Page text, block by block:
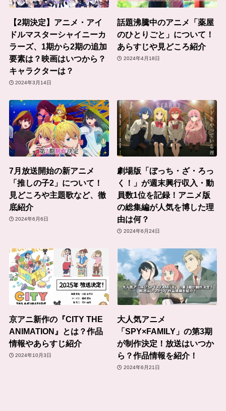
【2期決定】アニメ・アイ
ドルマスターシャイニーカ
ラーズ、1期から2期の追加
要素は？映画はいつから？
キャラクターは？
2024年3月14日
話題沸騰中のアニメ「薬屋
のひとりごと」について！
あらすじや見どころ紹介
2024年4月18日
7月放送開始の新アニメ
「推しの子2」について！
見どころや主題歌など、徹
底紹介
2024年6月6日
劇場版「ぼっち・ざ・ろっ
く！」が週末興行収入・動
員数1位を記録！アニメ版
の総集編が人気を博した理
由は何？
2024年6月24日
京アニ新作の『CITY THE
ANIMATION』とは？作品
情報やあらすじ紹介
2024年10月3日
大人気アニメ
「SPY×FAMILY」の第3期
が制作決定！放送はいつか
ら？作品情報を紹介！
2024年6月21日